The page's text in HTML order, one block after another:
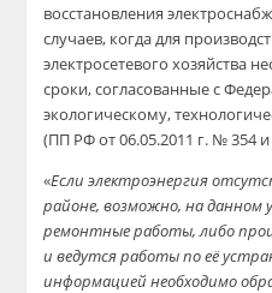
восстановления
случаев, когда для
электросетевого хозяйства
сроки, согласованные с
экологическому,
(ПП РФ от 06.05.2011 г. № 354
«Если электроэнергия
районе, возможно, на данном
ремонтные работы, либо
и ведутся работы по её
информацией необходимо